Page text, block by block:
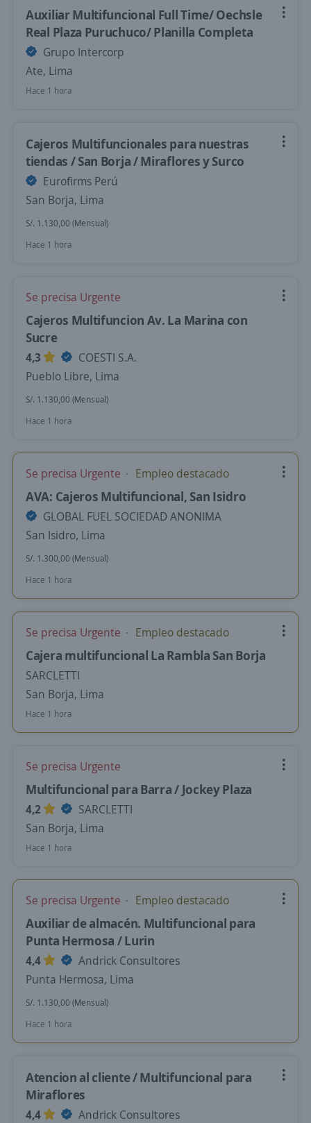
Auxiliar Multifuncional Full Time/ Oechsle
Real Plaza Puruchuco/ Planilla Completa
Grupo Intercorp
Ate, Lima
Hace 1 hora
Cajeros Multifuncionales para nuestras
tiendas / San Borja / Miraflores y Surco
Eurofirms Perú
San Borja, Lima
S/. 1.130,00 (Mensual)
Hace 1 hora
Se precisa Urgente
Cajeros Multifuncion Av. La Marina con
Sucre
4,3
COESTI S.A.
Pueblo Libre, Lima
S/. 1.130,00 (Mensual)
Hace 1 hora
Se precisa Urgente Empleo destacado
AVA: Cajeros Multifuncional, San Isidro
GLOBAL FUEL SOCIEDAD ANONIMA
San Isidro, Lima
S/. 1.300,00 (Mensual)
Hace 1 hora
Se precisa Urgente Empleo destacado
Cajera multifuncional La Rambla San Borja
SARCLETTI
San Borja, Lima
Hace 1 hora
Se precisa Urgente
Multifuncional para Barra / Jockey Plaza
4,2
SARCLETTI
San Borja, Lima
Hace 1 hora
Se precisa Urgente Empleo destacado
Auxiliar de almacén. Multifuncional para
Punta Hermosa / Lurin
4,4
Andrick Consultores
Punta Hermosa, Lima
S/. 1.130,00 (Mensual)
Hace 1 hora
Atencion al cliente / Multifuncional para
Miraflores
4,4
Andrick Consultores